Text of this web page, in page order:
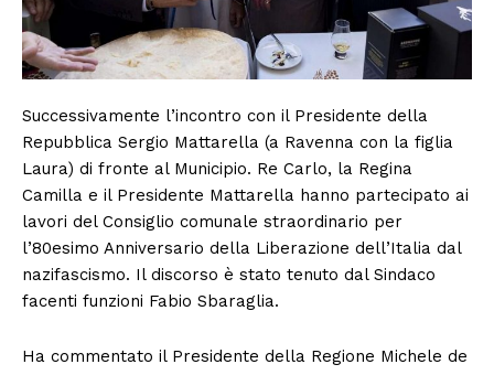
Successivamente l’incontro con il Presidente della
Repubblica Sergio Mattarella (a Ravenna con la figlia
Laura) di fronte al Municipio. Re Carlo, la Regina
Camilla e il Presidente Mattarella hanno partecipato ai
lavori del Consiglio comunale straordinario per
l’80esimo Anniversario della Liberazione dell’Italia dal
nazifascismo. Il discorso è stato tenuto dal Sindaco
facenti funzioni Fabio Sbaraglia.
Ha commentato il Presidente della Regione Michele de